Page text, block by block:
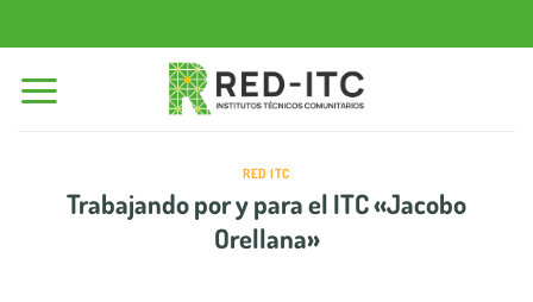
al
contenido
RED ITC
Trabajando por y para el ITC «Jacobo
Orellana»